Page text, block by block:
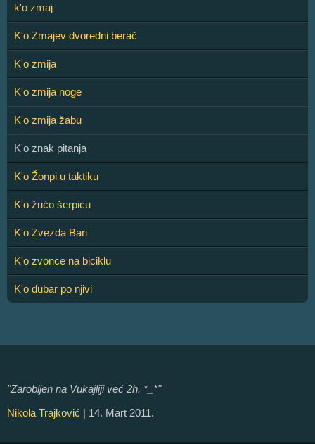
k'o zmaj
K'o Zmajev dvoredni berač
K'o zmija
K'o zmija noge
K'o zmija žabu
K'o znak pitanja
K'o Žonpi u taktiku
K'o žućo šerpicu
K'o Zvezda Bari
K'o zvonce na biciklu
K'o đubar po njivi
"Zarobljen na Vukajliji već 2h. *_*"
Nikola Trajković | 14. Mart 2011.